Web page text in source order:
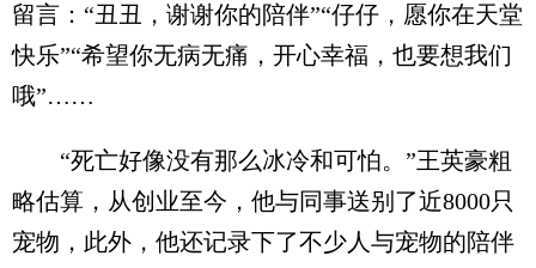
留言：“丑丑，谢谢你的陪伴”“仔仔，愿你在天堂
快乐”“希望你无病无痛，开心幸福，也要想我们
哦”……
“死亡好像没有那么冰冷和可怕。”王英豪粗
略估算，从创业至今，他与同事送别了近8000只
宠物，此外，他还记录下了不少人与宠物的陪伴